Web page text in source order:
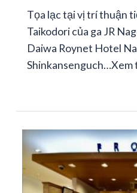
Tọa lạc tại vị trí thuận
Taikodori của ga JR
Daiwa Roynet Hotel
Shinkansenguch…Xem